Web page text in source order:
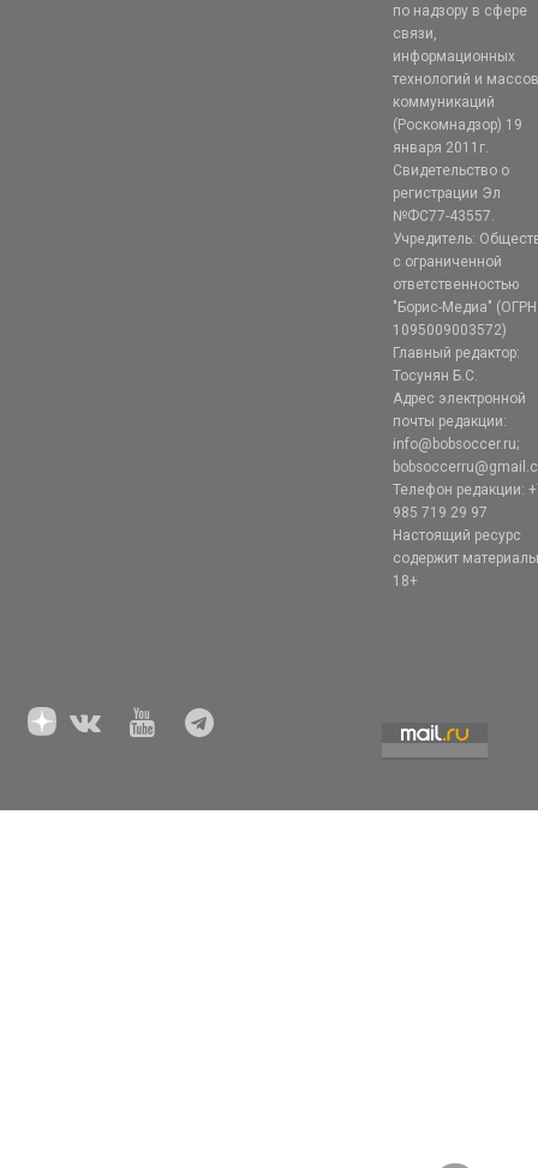
по надзору в сфере
связи,
информационных
технологий и
коммуникаций
(Роскомнадзор) 19
января 2011г.
Свидетельство о
регистрации Эл
№ФС77-43557.
Учредитель:
с ограниченной
ответственностью
"Борис-Медиа" (ОГРН
1095009003572)
Главный редактор:
Тосунян Б.С.
Адрес электронной
почты редакции:
info@bobsoccer.ru;
Телефон редакции:
985 719 29 97
Настоящий ресурс
содержит
18+